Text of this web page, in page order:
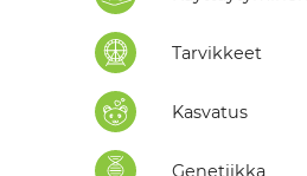
Tarvikkeet
Kasvatus
Genetiikka